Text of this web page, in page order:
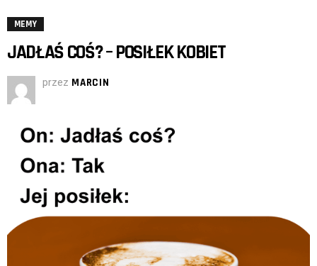
MEMY
JADŁAŚ COŚ? – POSIŁEK KOBIET
przez MARCIN